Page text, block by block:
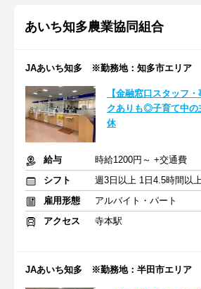
あいち知多農業協同組合
JAあいち知多 ※勤務地：知多市エリア
【金融窓口スタッフ
クありも◎子育て中の
休
給与
時給1200円～ +交通費
シフト
週3日以上 1日4.5時間以
雇用形態
アルバイト・パート
アクセス
寺本駅
JAあいち知多 ※勤務地：半田市エリア